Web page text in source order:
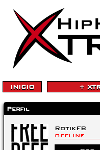
INICIO +
Perfil
RotikFB
OFFLINE